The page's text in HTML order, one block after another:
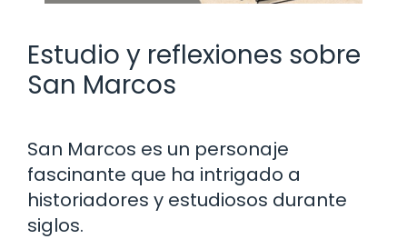
Estudio y reflexiones sobre
San Marcos
San Marcos es un personaje
fascinante que ha intrigado a
historiadores y estudiosos durante
siglos.